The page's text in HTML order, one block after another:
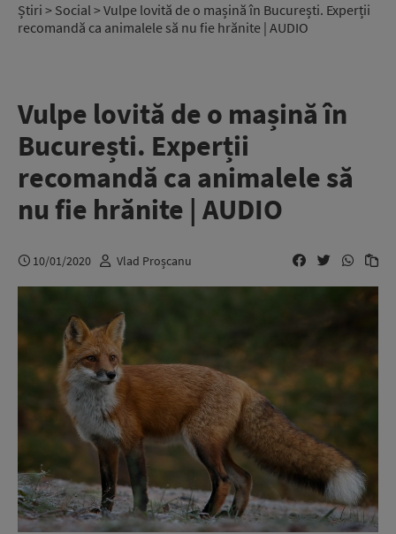
Știri > Social> Vulpe lovită de o mașină în București. Experții
recomandă ca animalele să nu fie hrănite | AUDIO
Vulpe lovită de o mașină în
București. Experții
recomandă ca animalele să
nu fie hrănite | AUDIO
10/01/2020 Vlad Proșcanu